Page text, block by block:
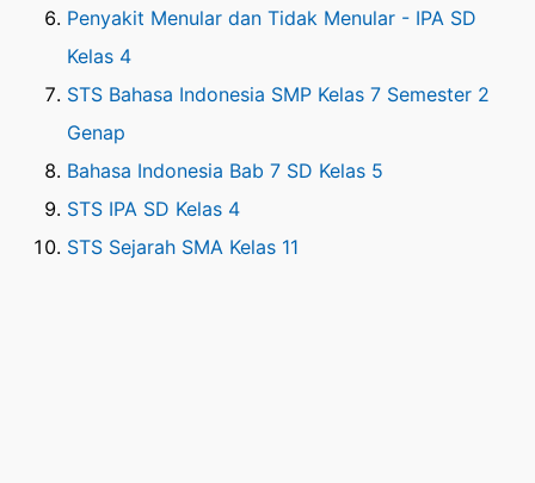
Penyakit Menular dan Tidak Menular - IPA SD
Kelas 4
STS Bahasa Indonesia SMP Kelas 7 Semester 2
Genap
Bahasa Indonesia Bab 7 SD Kelas 5
STS IPA SD Kelas 4
STS Sejarah SMA Kelas 11